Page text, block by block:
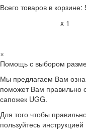
Всего товаров в корзине:
x 1
×
Помощь с выбором
Мы предлагаем Вам
поможет Вам правильно
сапожек UGG.
Для того чтобы
пользуйтесь